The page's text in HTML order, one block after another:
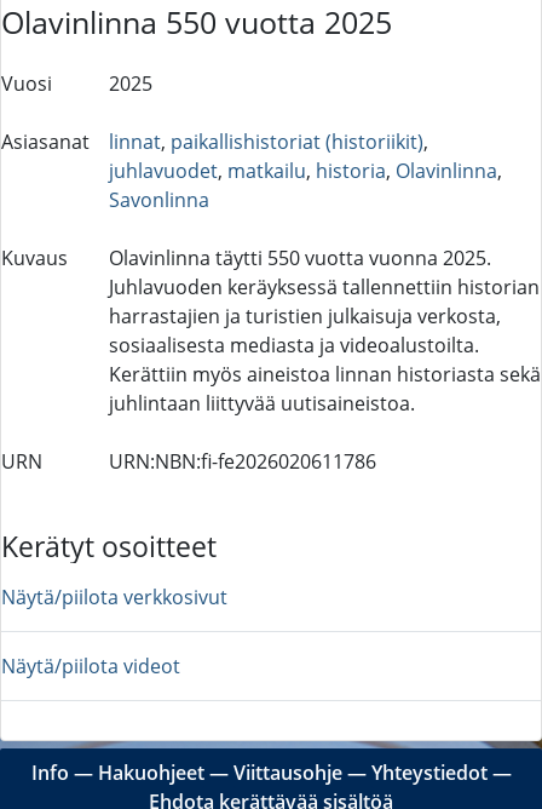
Olavinlinna 550 vuotta 2025
Vuosi 2025
Asiasanat linnat, paikallishistoriat (historiikit),
juhlavuodet, matkailu, historia, Olavinlinna,
Savonlinna
Kuvaus
Olavinlinna täytti 550 vuotta vuonna 2025.
Juhlavuoden keräyksessä tallennettiin historian
harrastajien ja turistien julkaisuja verkosta,
sosiaalisesta mediasta ja videoalustoilta.
Kerättiin myös aineistoa linnan historiasta sekä
juhlintaan liittyvää uutisaineistoa.
URN URN:NBN:fi-fe2026020611786
Kerätyt osoitteet
Näytä/piilota verkkosivut
Näytä/piilota videot
Info ― Hakuohjeet―Viittausohje―Yhteystiedot―
Ehdota kerättävää sisältöä